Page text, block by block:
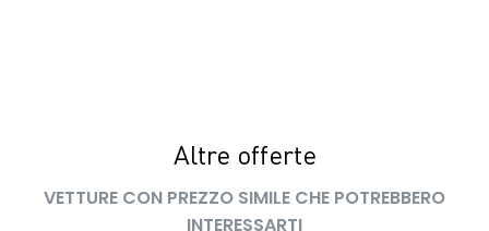
Sistema di rilevamento stato di vigilanza del conducente
Volante regolabile in altezza e profondità
Altre offerte
VETTURE CON PREZZO SIMILE CHE POTREBBERO
INTERESSARTI